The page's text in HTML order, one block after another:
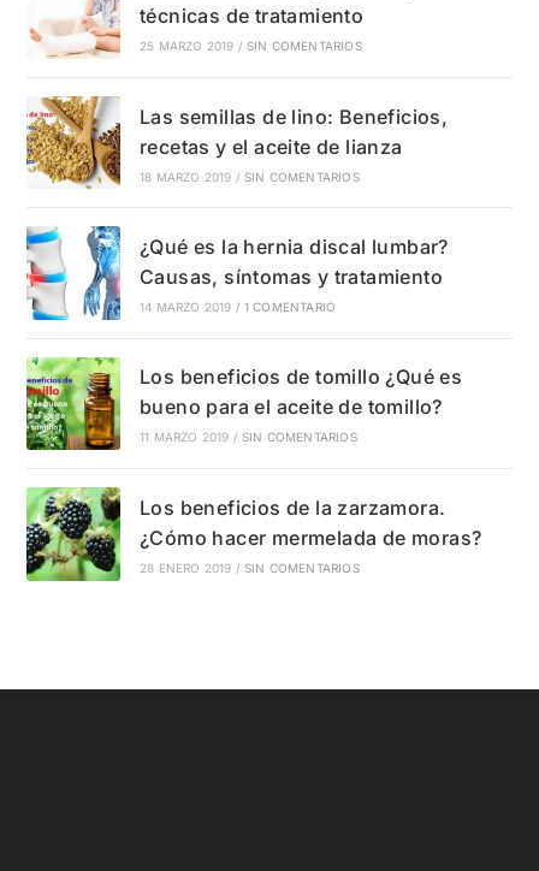
técnicas de tratamiento
25 MARZO 2019 / SIN COMENTARIOS
Las semillas de lino: Beneficios,
recetas y el aceite de lianza
18 MARZO 2019 / SIN COMENTARIOS
¿Qué es la hernia discal lumbar?
Causas, síntomas y tratamiento
14 MARZO 2019 / 1 COMENTARIO
Los beneficios de tomillo ¿Qué es
bueno para el aceite de tomillo?
11 MARZO 2019 / SIN COMENTARIOS
Los beneficios de la zarzamora.
¿Cómo hacer mermelada de moras?
28 ENERO 2019 / SIN COMENTARIOS